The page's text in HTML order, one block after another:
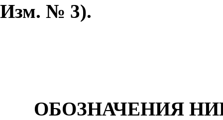
Изм. № 3).
ОБОЗНАЧЕНИЯ